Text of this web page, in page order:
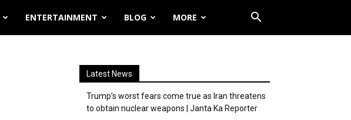
ENTERTAINMENT BLOG MORE
Latest News
Trump’s worst fears come true as Iran threatens
to obtain nuclear weapons | Janta Ka Reporter